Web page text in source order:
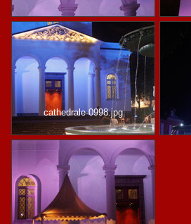
cathedrale-0998.jpg